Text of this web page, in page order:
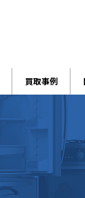
買取事例